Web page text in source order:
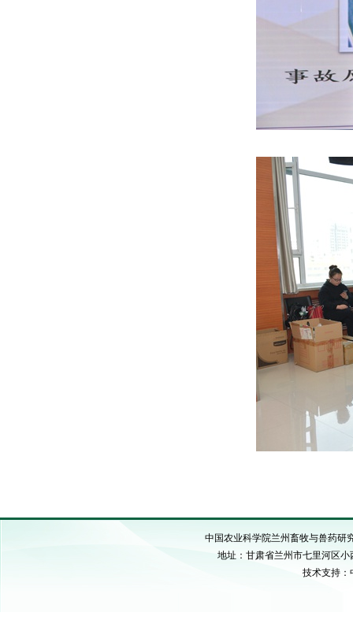
中国农业科学院兰州畜牧与兽药研
地址：甘肃省兰州市七里河区小
技术支持